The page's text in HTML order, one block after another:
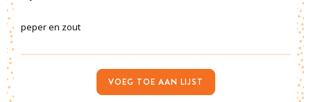
peper en zout
VOEG TOE AAN LIJST